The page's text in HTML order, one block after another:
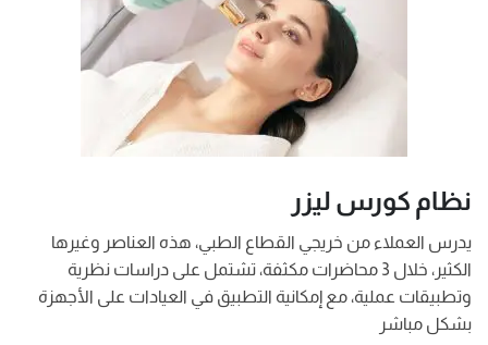
نظام كورس ليزر
يدرس العملاء من خريجي القطاع الطبي، هذه العناصر وغيرها
الكثير، خلال 3 محاضرات مكثفة، تشتمل على دراسات نظرية
وتطبيقات عملية، مع إمكانية التطبيق في العيادات على الأجهزة
بشكل مباشر